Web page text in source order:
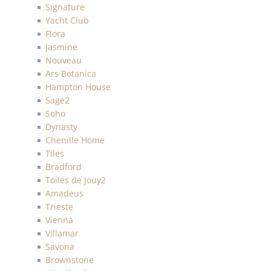
Signature
Yacht Club
Flora
Jasmine
Nouveau
Ars Botanica
Hampton House
Sage2
Soho
Dynasty
Chenille Home
Tiles
Bradford
Toiles de Jouy2
Amadeus
Trieste
Vienna
Villamar
Savona
Brownstone